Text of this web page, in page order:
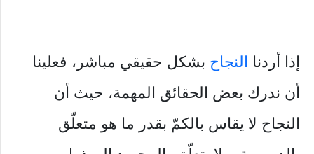
إذا أردنا النجاح بشكل حقيقي مباشر، فعلينا
أن ندرك بعض الحقائق المهمة، حيث أن
النجاح لا يقاس بالكمّ بقدر ما هو متعلّق